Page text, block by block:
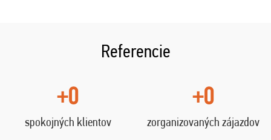
Referencie
+0
spokojných klientov
+0
zorganizovaných zájazdov